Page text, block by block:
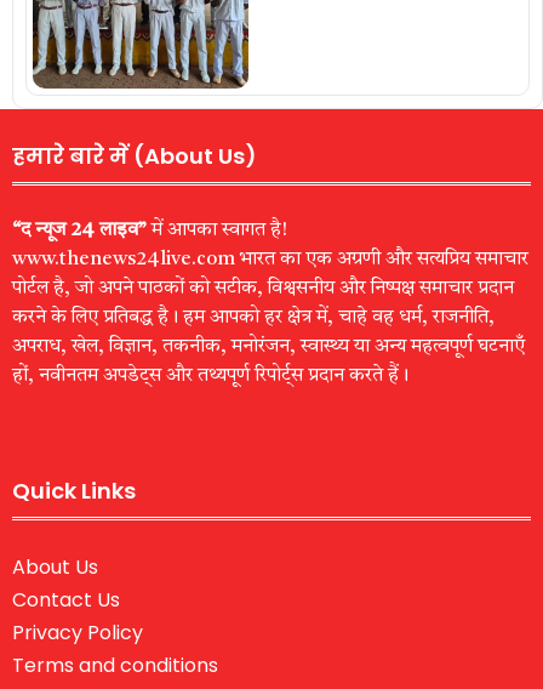
हमारे बारे में (About Us)
“द न्यूज 24 लाइव”में आपका स्वागत है!
www.thenews24live.com भारत का एक अग्रणी और सत्यप्रिय समाचार
पोर्टल है, जो अपने पाठकों को सटीक, विश्वसनीय और निष्पक्ष समाचार प्रदान
करने के लिए प्रतिबद्ध है। हम आपको हर क्षेत्र में, चाहे वह धर्म, राजनीति,
अपराध, खेल, विज्ञान, तकनीक, मनोरंजन, स्वास्थ्य या अन्य महत्वपूर्ण घटनाएँ
हों, नवीनतम अपडेट्स और तथ्यपूर्ण रिपोर्ट्स प्रदान करते हैं।
Quick Links
About Us
Contact Us
Privacy Policy
Terms and conditions